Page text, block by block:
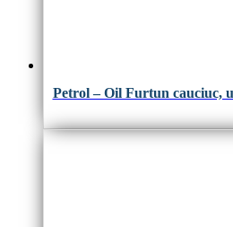
Petrol – Oil Furtun cauciuc,